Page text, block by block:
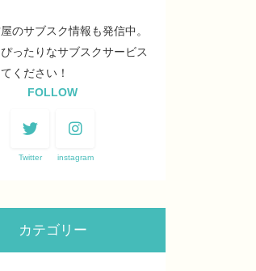
のサブスク情報も発信中。
ったりなサブスクサービス
ください！
FOLLOW
Twitter instagram
カテゴリー